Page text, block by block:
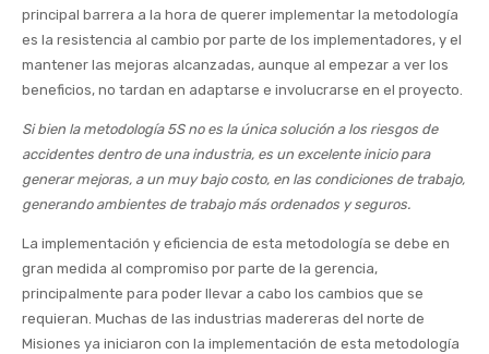
principal barrera a la hora de querer implementar la metodología
es la resistencia al cambio por parte de los implementadores, y el
mantener las mejoras alcanzadas, aunque al empezar a ver los
beneficios, no tardan en adaptarse e involucrarse en el proyecto.
Si bien la metodología 5S no es la única solución a los riesgos de
accidentes dentro de una industria, es un excelente inicio para
generar mejoras, a un muy bajo costo, en las condiciones de trabajo,
generando ambientes de trabajo más ordenados y seguros.
La implementación y eficiencia de esta metodología se debe en
gran medida al compromiso por parte de la gerencia,
principalmente para poder llevar a cabo los cambios que se
requieran. Muchas de las industrias madereras del norte de
Misiones ya iniciaron con la implementación de esta metodología